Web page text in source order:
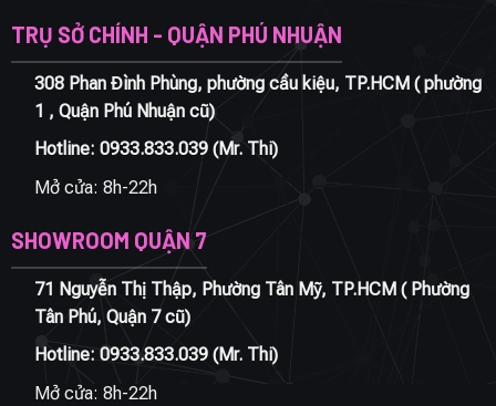
TRỤ SỞ CHÍNH - QUẬN PHÚ NHUẬN
308 Phan Đình Phùng, phường cầu kiệu, TP.HCM ( phường
1 , Quận Phú Nhuận cũ)
Hotline: 0933.833.039(Mr. Thi)
Mở cửa: 8h-22h
SHOWROOM QUẬN 7
71 Nguyễn Thị Thập, Phường Tân Mỹ, TP.HCM ( Phường
Tân Phú, Quận 7 cũ)
Hotline: 0933.833.039(Mr. Thi)
Mở cửa: 8h-22h